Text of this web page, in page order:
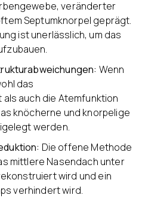
veränderter
Septumknorpel geprägt.
ist unerlässlich, um das
Wenn
das
auch die Atemfunktion
knöcherne und knorpelige
werden.
Die offene Methode
mittlere Nasendach unter
wird und ein
verhindert wird.